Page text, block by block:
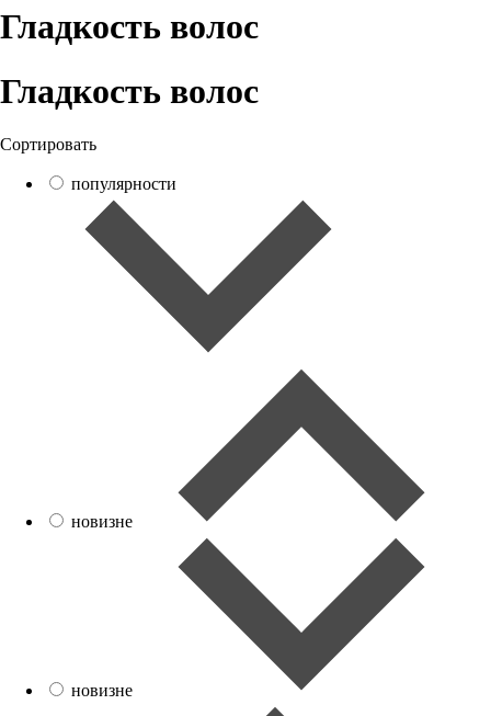
Гладкость волос
Гладкость волос
Сортировать
популярности
новизне
новизне